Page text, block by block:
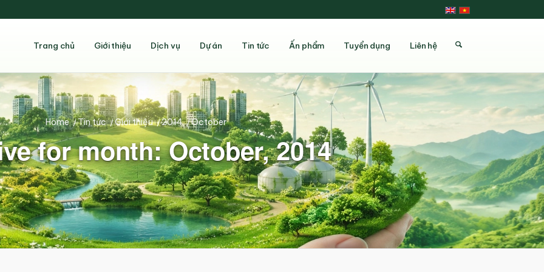
Trang chủ Giới thiệu Dịch vụ Dự án Tin tức Ấn phẩm Tuyển dụng Liên hệ
for month: October, 2014
Home /Tin tức /Giới thiệu /2014 /October